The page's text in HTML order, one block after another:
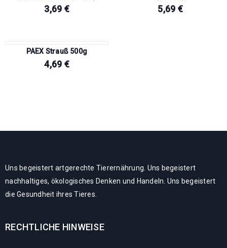
3,69 € 5,69 €
PAEX Strauß 500g
4,69 €
Uns begeistert artgerechte Tierernährung. Uns begeistert
nachhaltiges, ökologisches Denken und Handeln. Uns begeistert
die Gesundheit ihres Tieres.
RECHTLICHE HINWEISE